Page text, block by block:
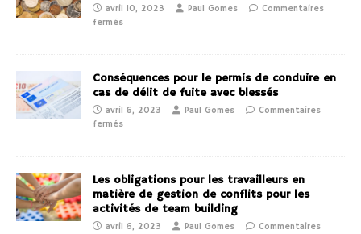
avril 10, 2023 Paul Gomes
Commentaires
fermés
Conséquences pour le permis de conduire en
cas de délit de fuite avec blessés
avril 6, 2023 Paul Gomes
Commentaires
fermés
Les obligations pour les travailleurs en
matière de gestion de conflits pour les
activités de team building
avril 6, 2023 Paul Gomes
Commentaires